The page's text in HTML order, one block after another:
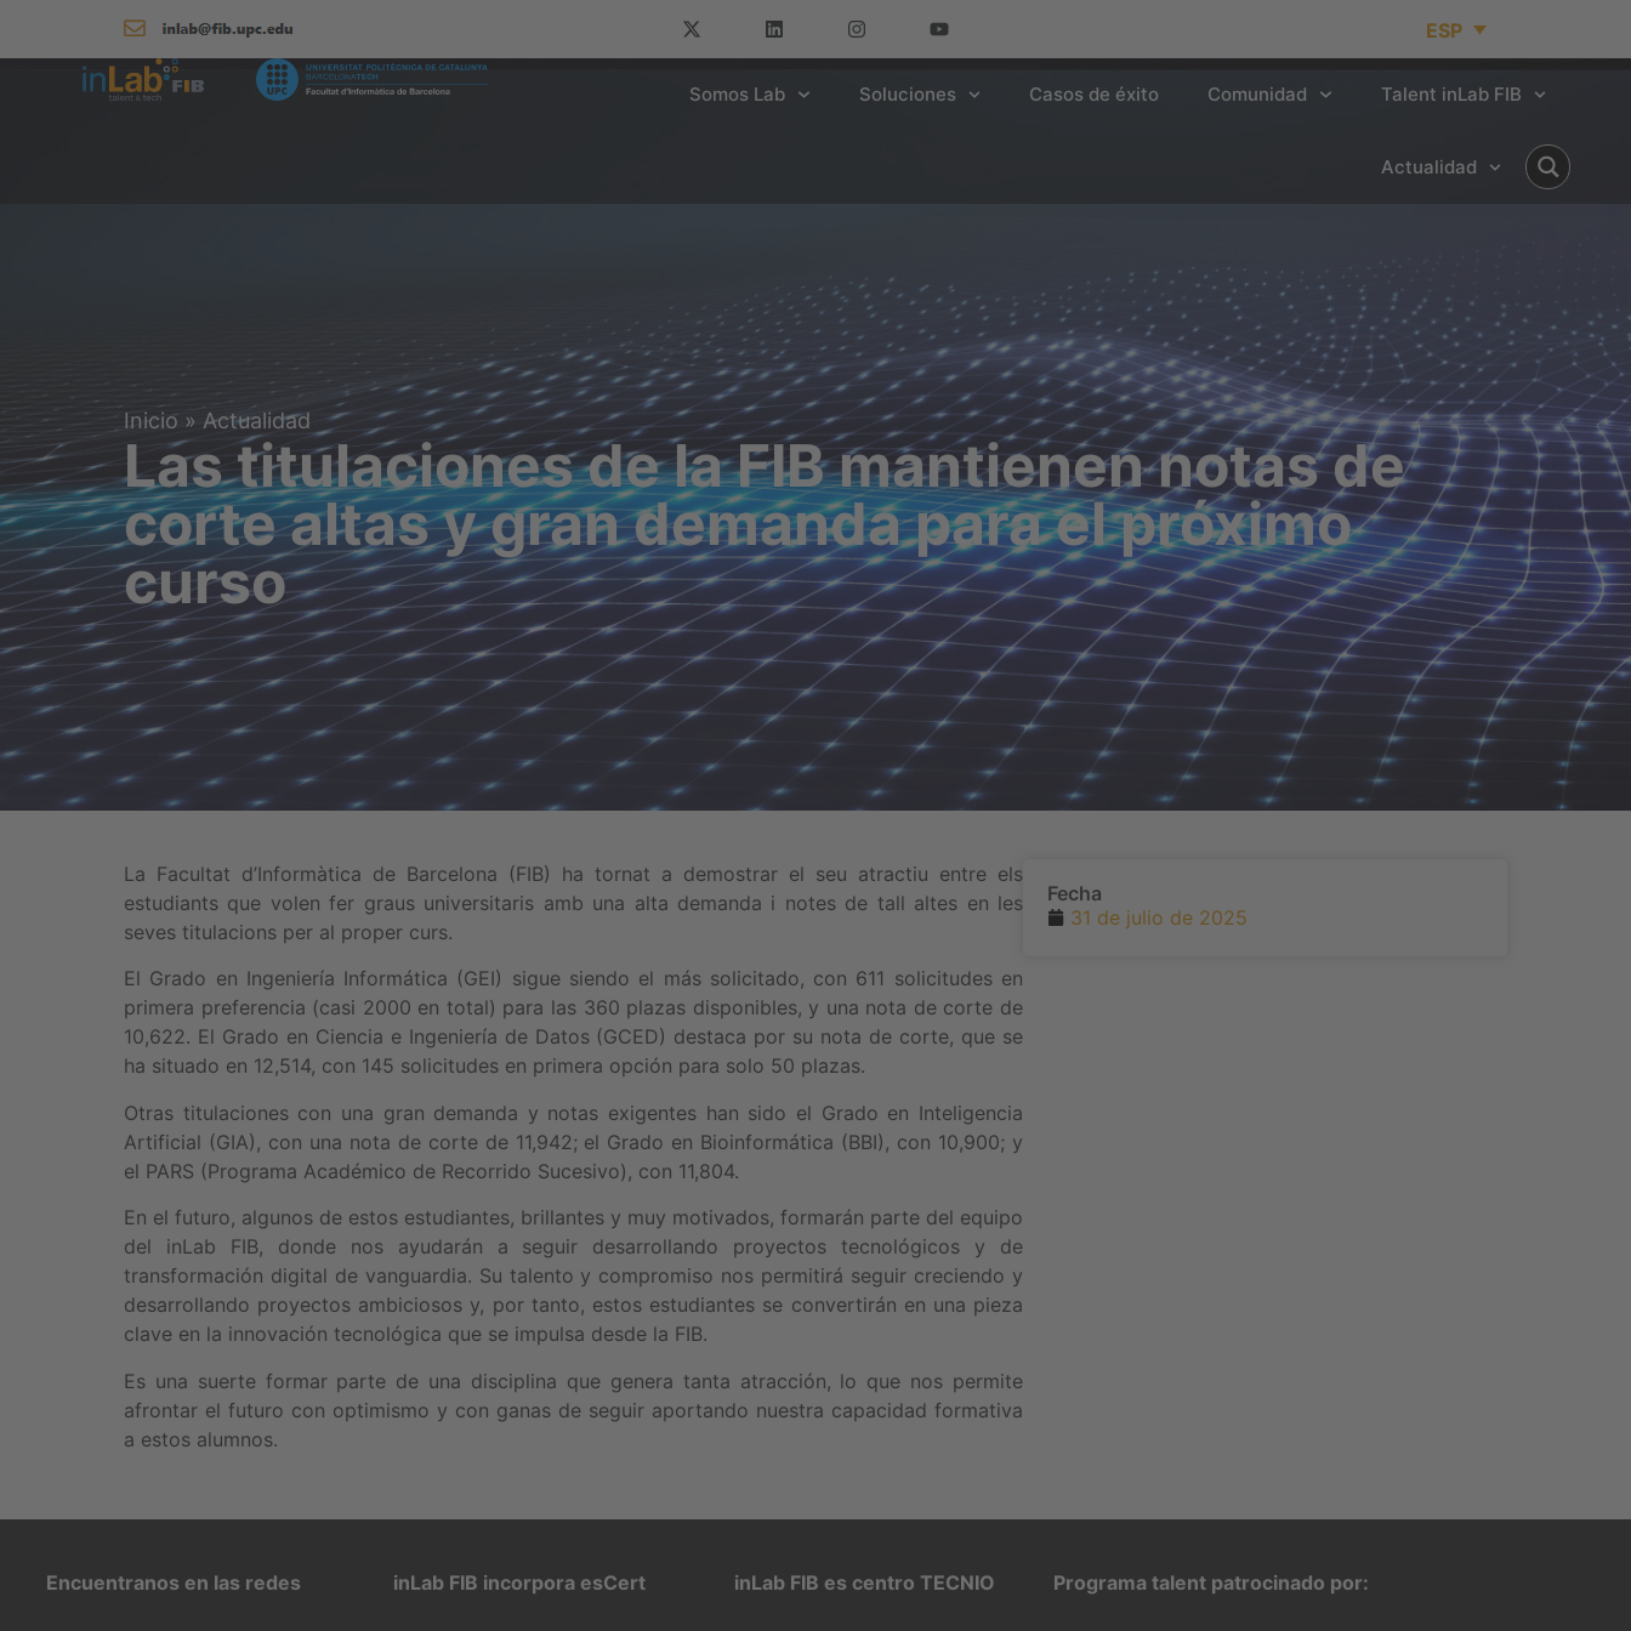
ESP
Somos Lab Soluciones Casos de éxito Comunidad Talent inLab FIB
Actualidad
Inicio » Actualidad
Las titulaciones de la FIB mantienen notas de
corte altas y gran demanda para el próximo
curso
La Facultat d’Informàtica de Barcelona (FIB) ha tornat a demostrar el seu atractiu entre els
estudiants que volen fer graus universitaris amb una alta demanda i notes de tall altes en les
seves titulacions per al proper curs.
El Grado en Ingeniería Informática (GEI) sigue siendo el más solicitado, con 611 solicitudes en
primera preferencia (casi 2000 en total) para las 360 plazas disponibles, y una nota de corte de
10,622. El Grado en Ciencia e Ingeniería de Datos (GCED) destaca por su nota de corte, que se
ha situado en 12,514, con 145 solicitudes en primera opción para solo 50 plazas.
Otras titulaciones con una gran demanda y notas exigentes han sido el Grado en Inteligencia
Artificial (GIA), con una nota de corte de 11,942; el Grado en Bioinformática (BBI), con 10,900; y
el PARS (Programa Académico de Recorrido Sucesivo), con 11,804.
En el futuro, algunos de estos estudiantes, brillantes y muy motivados, formarán parte del equipo
del inLab FIB, donde nos ayudarán a seguir desarrollando proyectos tecnológicos y de
transformación digital de vanguardia. Su talento y compromiso nos permitirá seguir creciendo y
desarrollando proyectos ambiciosos y, por tanto, estos estudiantes se convertirán en una pieza
clave en la innovación tecnológica que se impulsa desde la FIB.
Es una suerte formar parte de una disciplina que genera tanta atracción, lo que nos permite
afrontar el futuro con optimismo y con ganas de seguir aportando nuestra capacidad formativa
a estos alumnos.
Fecha
31 de julio de 2025
Encuentranos en las redes inLab FIB incorpora esCert inLab FIB es centro TECNIO Programa talent patrocinado por: